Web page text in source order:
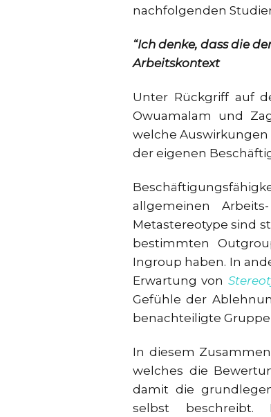
nachfolgenden
“Ich denke, dass die
Arbeitskontext
Unter Rückgriff auf
Owuamalam und
welche
der eigenen
allgemeinen
Metastereotype sind
bestimmten
Ingroup haben. In
Erwartung von
Gefühle der
benachteiligte
In diesem
welches die
damit die
selbst